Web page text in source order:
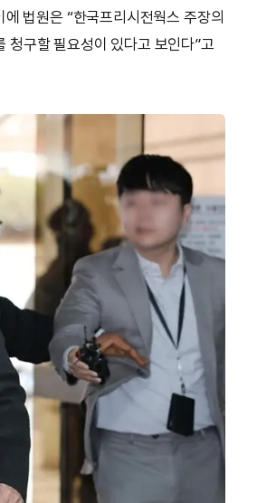
법원은 “한국프리시전웍스 주장의
청구할 필요성이 있다고 보인다”고